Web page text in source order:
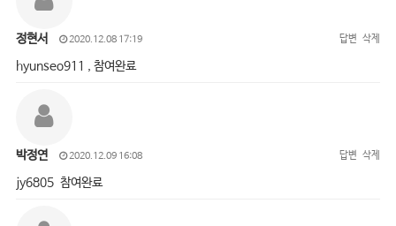
정현서 2020.12.08 17:19 답변 삭제
hyunseo911 , 참여완료
박정연 2020.12.09 16:08 답변 삭제
jy6805 참여완료